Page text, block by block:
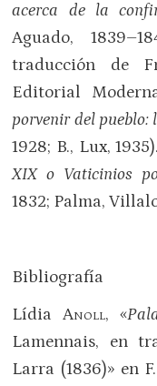
acerca de la
Aguado,
traducción de
Editorial
porvenir del pueblo:
1928; B., Lux,
XIXo Vaticinios
1832; Palma,
Bibliografía
LídiaAnoll, «
Lamennais, en
Larra (1836)» en